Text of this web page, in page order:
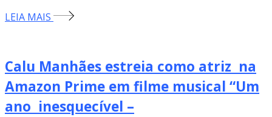
LEIA MAIS
Calu Manhães estreia como atriz na
Amazon Prime em filme musical “Um
ano inesquecível –